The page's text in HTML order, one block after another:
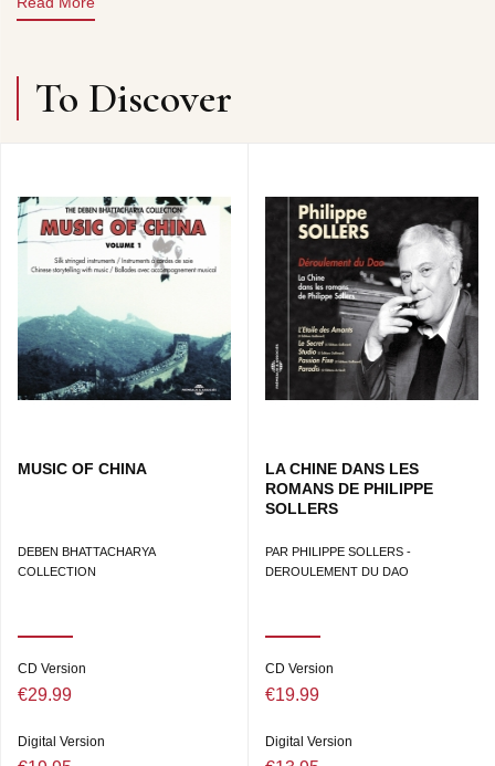
To Discover
MUSIC OF CHINA
DEBEN BHATTACHARYA
COLLECTION
CD Version
€29.99
Digital Version
LA CHINE DANS LES
ROMANS DE PHILIPPE
SOLLERS
PAR PHILIPPE SOLLERS -
DEROULEMENT DU DAO
CD Version
€19.99
Digital Version